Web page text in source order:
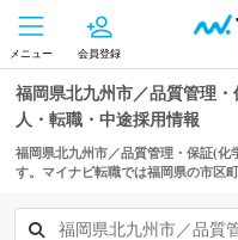
メニュー 会員登録
福岡県北九州市／品質管理
人・転職・中途採用情報
福岡県北九州市／品質管理・保証(化
す。マイナビ転職では福岡県の市区
福岡県北九州市／品質